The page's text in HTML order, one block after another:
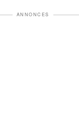
ANNONCES